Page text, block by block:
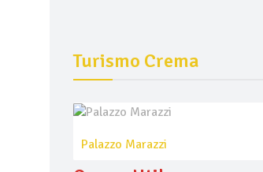
Turismo Crema
Palazzo Marazzi